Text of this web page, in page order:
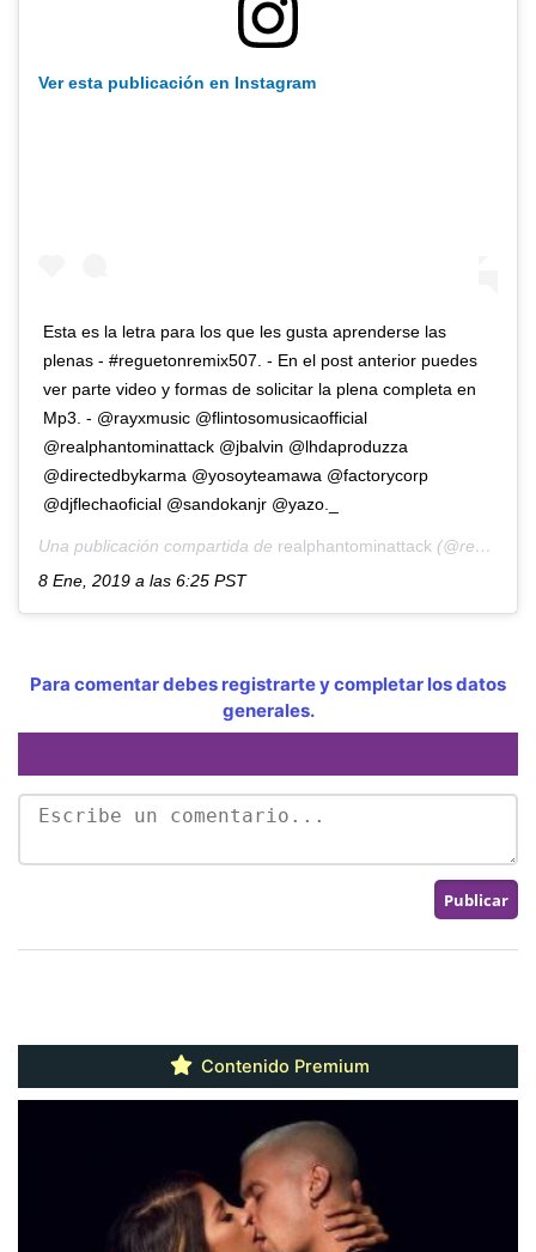
Ver esta publicación en Instagram
Esta es la letra para los que les gusta aprenderse las
plenas - #reguetonremix507. - En el post anterior puedes
ver parte video y formas de solicitar la plena completa en
Mp3. - @rayxmusic @flintosomusicaofficial
@realphantominattack @jbalvin @lhdaproduzza
@directedbykarma @yosoyteamawa @factorycorp
@djflechaoficial @sandokanjr @yazo._
Una publicación compartida de realphantominattack (@realphantominattack) el
8 Ene, 2019 a las 6:25 PST
Para comentar debes registrarte y completar los datos
generales.
Contenido Premium